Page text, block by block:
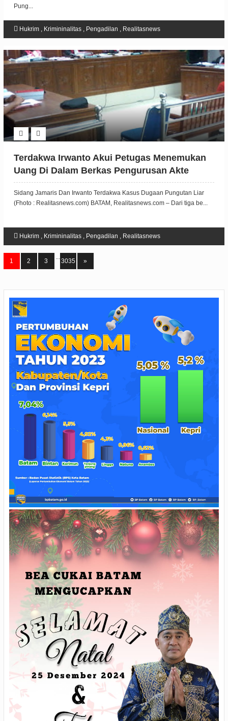
Pung...
Hukrim, Krimininalitas, Pengadilan Realitasnews
Terdakwa Irwanto Akui Petugas Menemukan
Uang Di Dalam Berkas Pengurusan Akte
Nikah
Sidang Jamaris Dan Irwanto Terdakwa Kasus Dugaan Pungutan Liar
(Fhoto : Realitasnews.com) BATAM, Realitasnews.com – Dari tiga be...
Hukrim, Krimininalitas, Pengadilan Realitasnews
1 2 3 3035 »